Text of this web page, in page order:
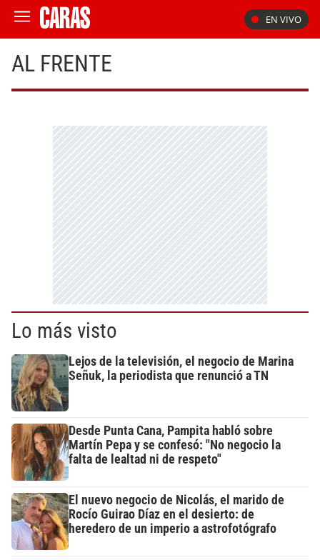
EN VIVO
AL FRENTE
Lo más visto
Lejos de la televisión, el negocio de Marina
Señuk, la periodista que renunció a TN
Desde Punta Cana, Pampita habló sobre
Martín Pepa y se confesó: "No negocio la
falta de lealtad ni de respeto"
El nuevo negocio de Nicolás, el marido de
Rocío Guirao Díaz en el desierto: de
heredero de un imperio a astrofotógrafo